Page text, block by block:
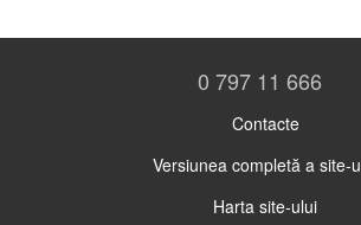
0 797 11 666
Contacte
Versiunea completă a site-
Harta site-ului